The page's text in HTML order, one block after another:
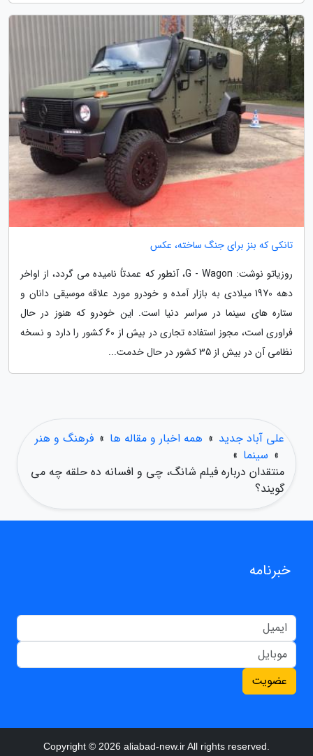
تانکی که بنز برای جنگ ساخته، عکس
روزیاتو نوشت: G - Wagon، آنطور که عمدتاً نامیده می گردد، از اواخر
دهه 1970 میلادی به بازار آمده و خودرو مورد علاقه موسیقی دانان و
ستاره های سینما در سراسر دنیا است. این خودرو که هنوز در حال
فراوری است، مجوز استفاده تجاری در بیش از 60 کشور را دارد و نسخه
نظامی آن در بیش از 35 کشور در حال خدمت...
علی آباد جدید » همه اخبار و مقاله ها » فرهنگ و هنر
» سینما »
منتقدان درباره فیلم شانگ، چی و افسانه ده حلقه چه می
گویند؟
خبرنامه
عضویت
Copyright © 2026 aliabad-new.ir All rights reserved.